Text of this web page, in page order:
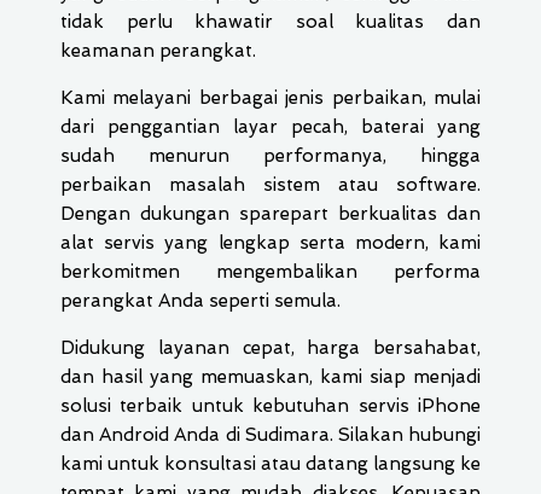
tidak perlu khawatir soal kualitas dan
keamanan perangkat.
Kami melayani berbagai jenis perbaikan, mulai
dari penggantian layar pecah, baterai yang
sudah menurun performanya, hingga
perbaikan masalah sistem atau software.
Dengan dukungan sparepart berkualitas dan
alat servis yang lengkap serta modern, kami
berkomitmen mengembalikan performa
perangkat Anda seperti semula.
Didukung layanan cepat, harga bersahabat,
dan hasil yang memuaskan, kami siap menjadi
solusi terbaik untuk kebutuhan servis iPhone
dan Android Anda di Sudimara. Silakan hubungi
kami untuk konsultasi atau datang langsung ke